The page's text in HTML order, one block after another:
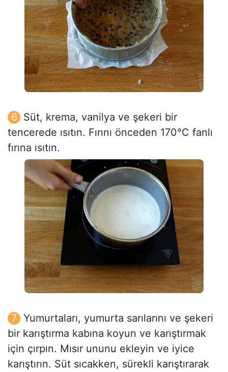
Süt, krema, vanilya ve şekeri bir
tencerede ısıtın. Fırını önceden 170°C fanlı
fırına ısıtın.
Yumurtaları, yumurta sarılarını ve şekeri
bir karıştırma kabına koyun ve karıştırmak
için çırpın. Mısır ununu ekleyin ve iyice
karıştırın. Süt sıcakken, sürekli karıştırarak